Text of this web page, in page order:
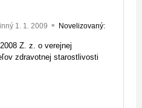
1. 1. 2009
Novelizovaný:
Z. z. o verejnej
zdravotnej starostlivosti